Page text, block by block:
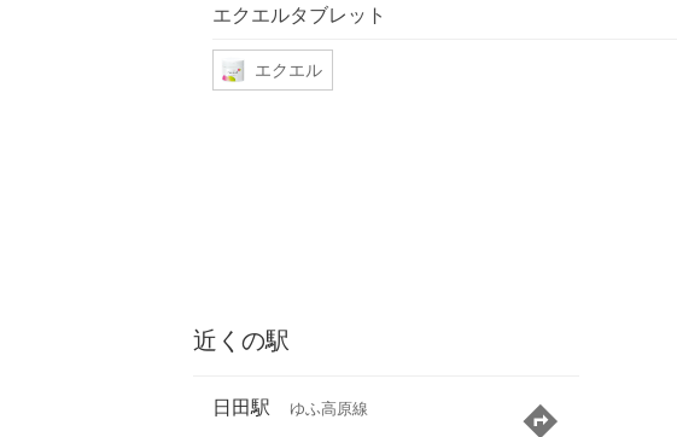
エクエルタブレット
エクエル
近くの駅
日田駅 ゆふ高原線